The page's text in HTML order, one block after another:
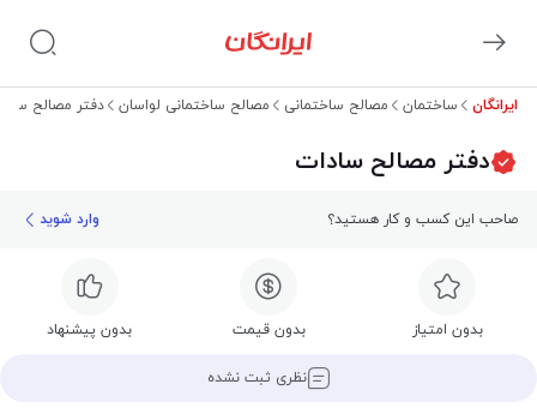
ایرانگان ساختمان مصالح ساختمانی مصالح ساختمانی لواسان دفتر مصالح
دفتر مصالح سادات
صاحب این کسب و کار هستید؟ وارد شوید
بدون امتیاز بدون قیمت بدون پیشنهاد
نظری ثبت نشده